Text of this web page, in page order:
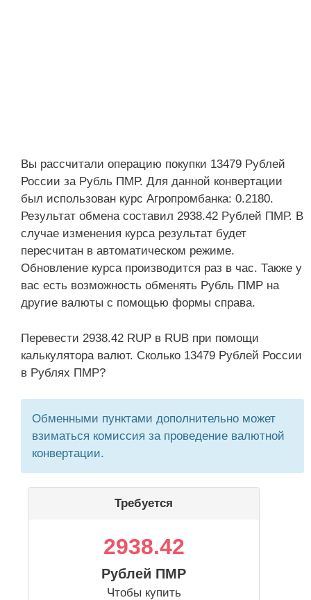
Вы рассчитали операцию покупки 13479 Рублей
России за Рубль ПМР. Для данной конвертации
был использован курс Агропромбанка: 0.2180.
Результат обмена составил 2938.42 Рублей ПМР. В
случае изменения курса результат будет
пересчитан в автоматическом режиме.
Обновление курса производится раз в час. Также у
вас есть возможность обменять Рубль ПМР на
другие валюты с помощью формы справа.
Перевести 2938.42 RUP в RUB при помощи
калькулятора валют. Сколько 13479 Рублей России
в Рублях ПМР?
Обменными пунктами дополнительно может
взиматься комиссия за проведение валютной
конвертации.
Требуется
2938.42
Рублей ПМР
Чтобы купить